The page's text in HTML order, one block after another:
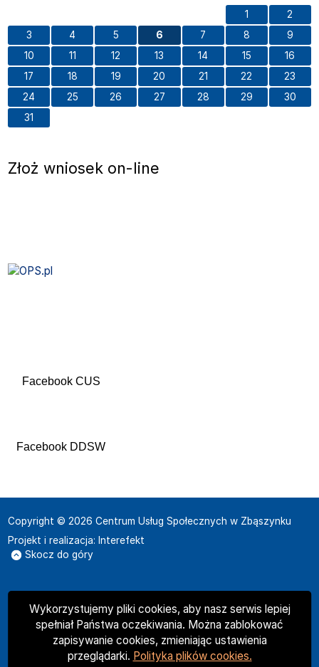
Wykorzystujemy pliki cookies, aby nasz serwis lepiej
spełniał Państwa oczekiwania. Można zablokować
zapisywanie cookies, zmieniając ustawienia
przeglądarki. Polityka plików cookies.
1
2
3
4 5 6 7 8
9
10
11 12 13 14 15
16
17
18 19 20 21 22
23
24
25 26 27 28 29
30
31
Złoż wniosek on-line
Facebook CUS
Facebook DDSW
Copyright © 2026 Centrum Usług Społecznych w Zbąszynku
Projekt i realizacja: Interefekt
Skocz do góry